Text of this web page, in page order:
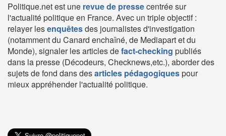
Politique.net est une revue de pressecentrée sur
l'actualité politique en France. Avec un triple objectif :
relayer lesenquêtesdes journalistes d'investigation
(notamment du Canard enchaîné, de Mediapart et du
Monde), signaler les articles defact-checking publiés
dans la presse (Décodeurs, Checknews,etc.), aborder des
sujets de fond dans desarticles pédagogiquespour
mieux appréhender l'actualité politique.